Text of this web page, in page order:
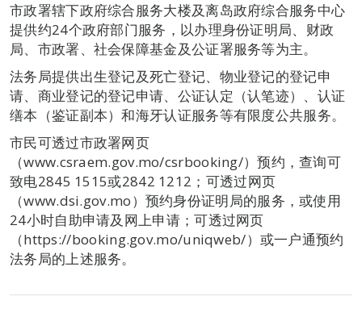
市政署辖下政府综合服务大楼及离岛政府综合服务中心
提供约24个政府部门服务，以办理身份证明局、财政
局、市政署、社会保障基金及公证署服务等为主。
法务局提供出生登记及死亡登记、物业登记的登记申
请、商业登记的登记申请、公证认定（认笔迹）、认证
缮本（鉴证副本）和海牙认证服务等有限度公共服务。
市民可透过市政署网页
（www.csraem.gov.mo/csrbooking/）预约，查询可
致电2845 1515或2842 1212；可透过网页
（www.dsi.gov.mo）预约身份证明局的服务，或使用
24小时自助申请及网上申请；可透过网页
（https://booking.gov.mo/uniqweb/）或一户通预约
法务局的上述服务。